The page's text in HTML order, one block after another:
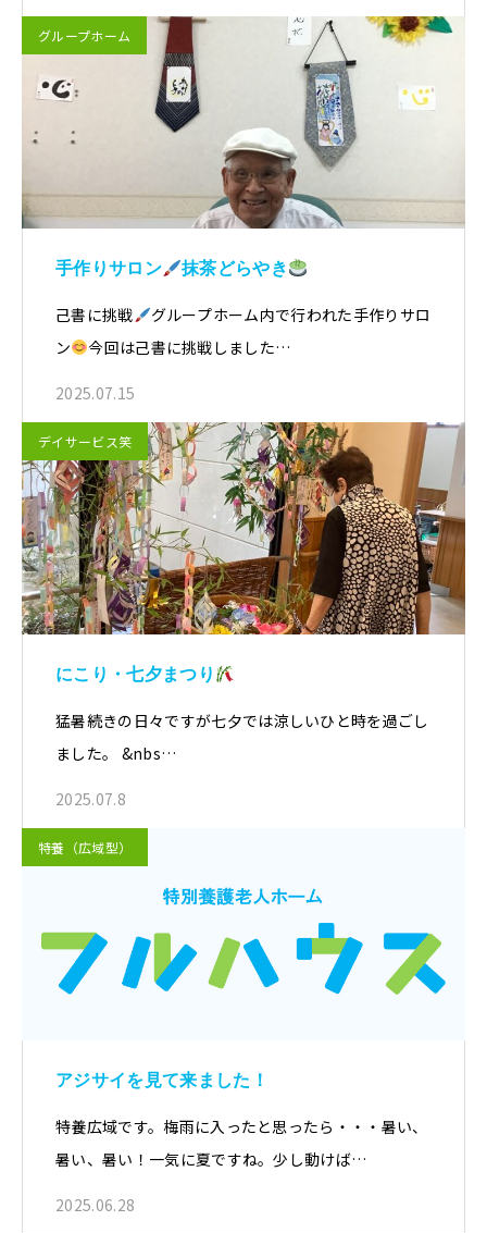
グループホーム
手作りサロン 抹茶どらやき
己書に挑戦
グループホーム内で行われた手作りサロ
ン
今回は己書に挑戦しました…
2025.07.15
デイサービス笑
にこり・七夕まつり
猛暑続きの日々ですが七夕では涼しいひと時を過ごし
ました。 &nbs…
2025.07.8
特養（広域型）
アジサイを見て来ました！
特養広域です。梅雨に入ったと思ったら・・・暑い、
暑い、暑い！一気に夏ですね。少し動けば…
2025.06.28